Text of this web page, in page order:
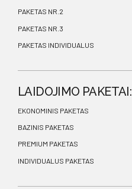
PAKETAS NR.2
PAKETAS NR.3
PAKETAS INDIVIDUALUS
LAIDOJIMO PAKETAI:
EKONOMINIS PAKETAS
BAZINIS PAKETAS
PREMIUM PAKETAS
INDIVIDUALUS PAKETAS